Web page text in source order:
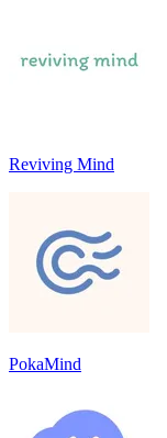
Reviving Mind
PokaMind